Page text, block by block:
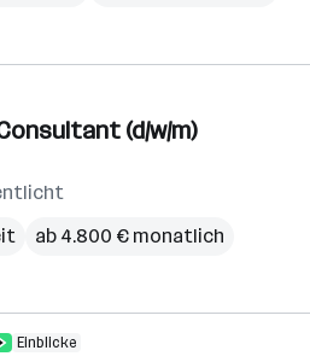
(d/w/m)
ab 4.800 € monatlich
Einblicke